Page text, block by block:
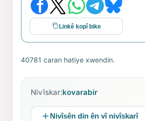
Linkê kopî bike
40781 caran hatiye xwendin.
Nivîskar:kovarabir
Nivîsên din ên vî nivîskarî